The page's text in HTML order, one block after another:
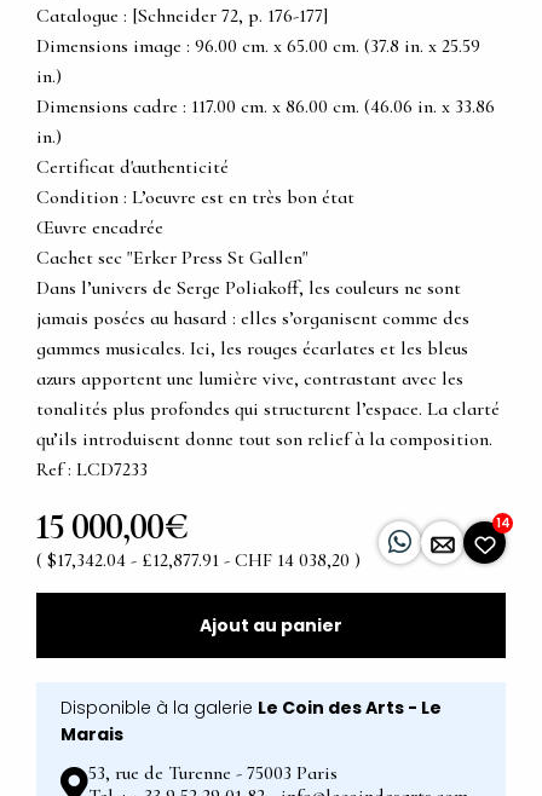
Catalogue : [Schneider 72, p. 176-177]
Dimensions image : 96.00 cm. x 65.00 cm. (37.8 in. x 25.59
in.)
Dimensions cadre : 117.00 cm. x 86.00 cm. (46.06 in. x 33.86
in.)
Certificat d'authenticité
Condition : L’oeuvre est en très bon état
Œuvre encadrée
Cachet sec "Erker Press St Gallen"
Dans l’univers de Serge Poliakoff, les couleurs ne sont
jamais posées au hasard : elles s’organisent comme des
gammes musicales. Ici, les rouges écarlates et les bleus
azurs apportent une lumière vive, contrastant avec les
tonalités plus profondes qui structurent l’espace. La clarté
qu’ils introduisent donne tout son relief à la composition.
Ref : LCD7233
15 000,00€
( $17,342.04 - £12,877.91 - CHF 14 038,20 )
14
Ajout au panier
Disponible à la galerie Le Coin des Arts - Le
Marais
53, rue de Turenne - 75003 Paris